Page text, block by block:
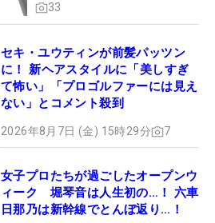
33
セキ・ユウティンが前髪パッツン
に！ 新ヘアスタイルに「美しすぎ
て怖い」「プロゴルファーには見え
ない」とコメント殺到
2026年8月7日 (金) 15時29分 7
女子プロたちが過ごしたオープンウ
ィーク 堀琴音は人生初の…！ 六車
日那乃は新幹線でとんぼ返り…！